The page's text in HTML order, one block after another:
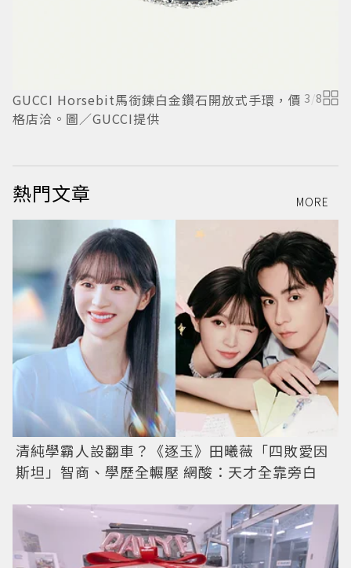
GUCCI Horsebit馬銜鍊白金鑽石開放式手環，價
格店洽。圖／GUCCI提供
3/8
熱門文章 MORE
清純學霸人設翻車？《逐玉》田曦薇「四敗愛因
斯坦」智商、學歷全輾壓 網酸：天才全靠旁白